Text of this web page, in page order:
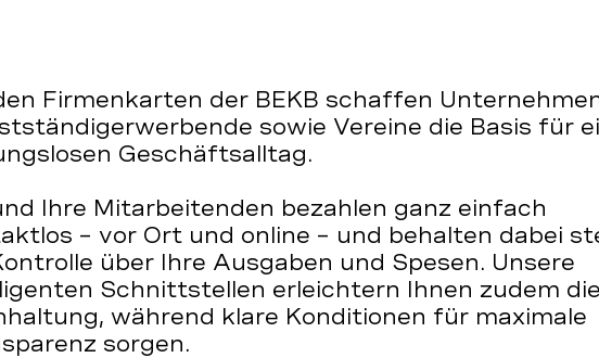
Firmenkarten der BEKB schaffen
sowie Vereine die Basis für
Geschäftsalltag.
Ihre Mitarbeitenden bezahlen ganz einfach
– vor Ort und online – und behalten dabei
über Ihre Ausgaben und Spesen. Unsere
Schnittstellen erleichtern Ihnen zudem die
während klare Konditionen für maximale
sorgen.